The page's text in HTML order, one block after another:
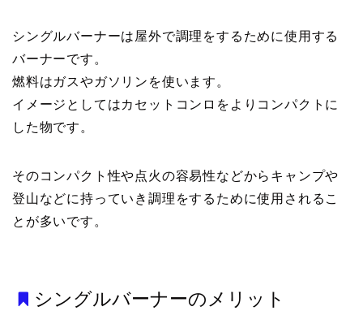
シングルバーナーは屋外で調理をするために使用する
バーナーです。
燃料はガスやガソリンを使います。
イメージとしてはカセットコンロをよりコンパクトに
した物です。
そのコンパクト性や点火の容易性などからキャンプや
登山などに持っていき調理をするために使用されるこ
とが多いです。
シングルバーナーのメリット